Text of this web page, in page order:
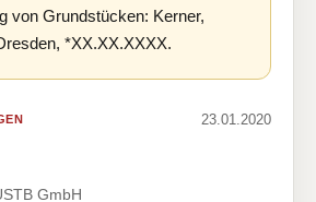
von Grundstücken: Kerner,
*XX.XX.XXXX.
23.01.2020
GmbH